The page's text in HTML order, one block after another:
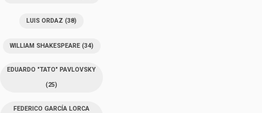
LUIS ORDAZ (38)
WILLIAM SHAKESPEARE(34)
EDUARDO "TATO" PAVLOVSKY
(25)
FEDERICO GARCÍA LORCA